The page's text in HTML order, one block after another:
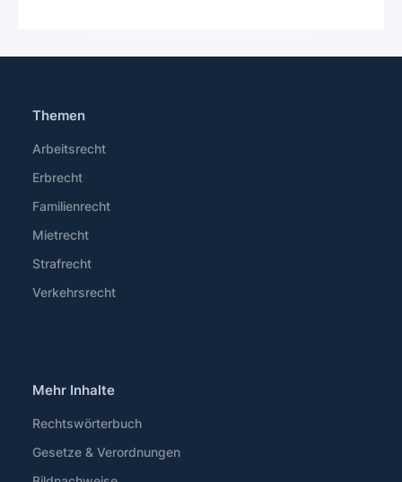
Themen
Arbeitsrecht
Erbrecht
Familienrecht
Mietrecht
Strafrecht
Verkehrsrecht
Mehr Inhalte
Rechtswörterbuch
Gesetze & Verordnungen